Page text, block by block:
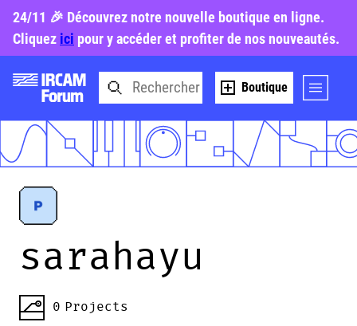
24/11 🎉 Découvrez notre nouvelle boutique en ligne.
Cliquez ici pour y accéder et profiter de nos nouveautés.
Boutique
sarahayu
0 Projects